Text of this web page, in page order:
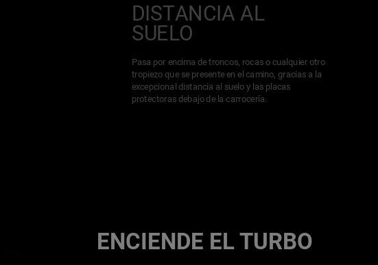
DISTANCIA AL
SUELO
Pasa por encima de troncos, rocas o cualquier otro
tropiezo que se presente en el camino, gracias a la
excepcional distancia al suelo y las placas
protectoras debajo de la carrocería.
ENCIENDE EL TURBO